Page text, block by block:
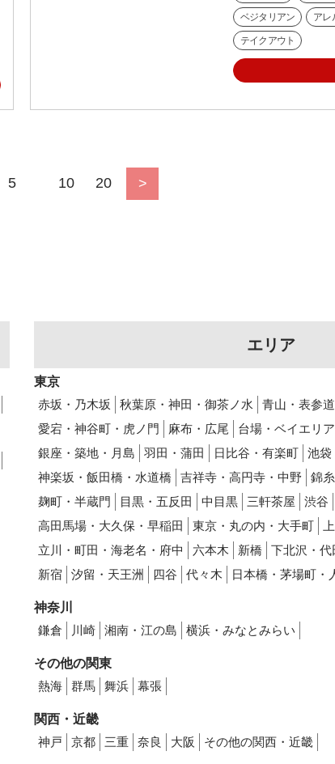
ベジタリアン アレ
テイクアウト
5 10 20 >
エリア
東京
赤坂・乃木坂
秋葉原・神田・御茶ノ水 青山・表参
愛宕・神谷町・虎ノ門
麻布・広尾 台場・ベイエリア
銀座・築地・月島
羽田・蒲田 日比谷・有楽町 池袋
神楽坂・飯田橋・水道橋
吉祥寺・高円寺・中野
錦
麹町・半蔵門
目黒・五反田 中目黒 三軒茶屋 渋谷
高田馬場・大久保・早稲田
東京・丸の内・大手町
立川・町田・海老名・府中
六本木 新橋 下北沢・代
新宿
汐留・天王洲 四谷 代々木 日本橋・茅場町・
神奈川
鎌倉
川崎 湘南・江の島 横浜・みなとみらい
その他の関東
熱海
群馬 舞浜 幕張
関西・近畿
神戸
京都 三重 奈良 大阪 その他の関西・近畿